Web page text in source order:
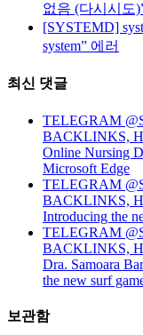
없음 (다시시도
[SYSTEMD]
system” 에러
최신 댓글
TELEGRAM
BACKLINKS,
Online Nursing
Microsoft Edge
TELEGRAM
BACKLINKS,
Introducing the
TELEGRAM
BACKLINKS,
Dra. Samoara
the new surf
보관함